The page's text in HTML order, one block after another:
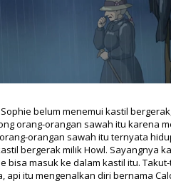
belum menemui kastil
orang-orangan sawah itu karena
orangan sawah itu ternyata
bergerak milik Howl. Sayangnya
bisa masuk ke dalam kastil itu.
api itu mengenalkan diri bernama